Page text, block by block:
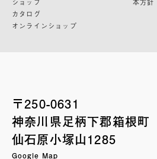
カタログ
オンラインショップ
〒250-0631
神奈川県足柄下郡箱根町
仙石原小塚山1285
Google Map